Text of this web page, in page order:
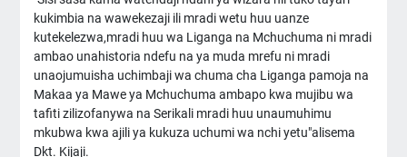
kukimbia na wawekezaji ili mradi wetu huu uanze
kutekelezwa,mradi huu wa Liganga na Mchuchuma ni mradi
ambao unahistoria ndefu na ya muda mrefu ni mradi
unaojumuisha uchimbaji wa chuma cha Liganga pamoja na
Makaa ya Mawe ya Mchuchuma ambapo kwa mujibu wa
tafiti zilizofanywa na Serikali mradi huu unaumuhimu
mkubwa kwa ajili ya kukuza uchumi wa nchi yetu"alisema
Dkt. Kijaji.